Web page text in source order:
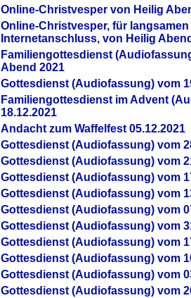
Online-Christvesper von Heilig
Online-Christvesper, für langsamen
Internetanschluss, von Heilig
Familiengottesdienst
Abend 2021
Gottesdienst (Audiofassung) vom
Familiengottesdienst im Advent
18.12.2021
Andacht zum Waffelfest 05.12.2021
Gottesdienst (Audiofassung) vom
Gottesdienst (Audiofassung) vom
Gottesdienst (Audiofassung) vom
Gottesdienst (Audiofassung) vom
Gottesdienst (Audiofassung) vom
Gottesdienst (Audiofassung) vom
Gottesdienst (Audiofassung) vom
Gottesdienst (Audiofassung) vom
Gottesdienst (Audiofassung) vom
Gottesdienst (Audiofassung) vom